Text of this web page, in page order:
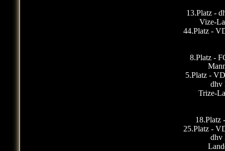
13.Platz -
Vize-
44.Platz -
8.Platz -
5.Platz -
dhv
Trize-
18.Platz
25.Platz -
dhv